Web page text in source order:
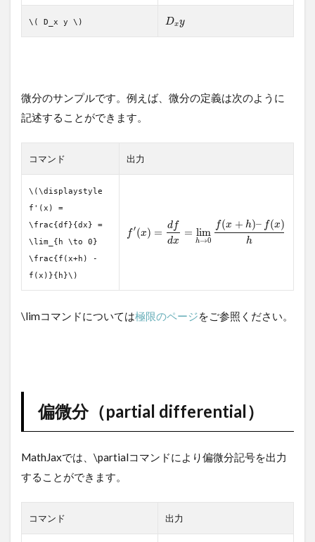
\( D_x y \) Dxy
微分のサンプルです。例えば、微分の定義は次のように
記述することができます。
コマンド 出力
\(\displaystyle
f'(x) =
\frac{df}{dx} =
\lim_{h \to 0}
\frac{f(x+h) -
f(x)}{h}\)
f′(x) =
d f
dx
= lim
h→0
f(x + h)– f(x)
h
\limコマンドについては極限のページをご参照ください。
偏微分（partial differential）
MathJaxでは、\partialコマンドにより偏微分記号を出力
することができます。
コマンド 出力